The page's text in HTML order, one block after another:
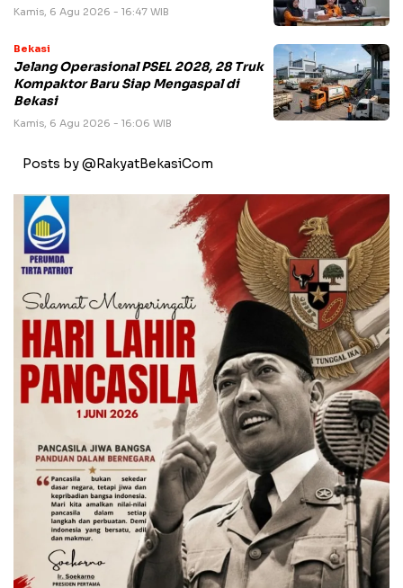
Kamis, 6 Agu 2026 - 16:47 WIB
Bekasi
Jelang Operasional PSEL 2028, 28 Truk
Kompaktor Baru Siap Mengaspal di
Bekasi
Kamis, 6 Agu 2026 - 16:06 WIB
Posts by @RakyatBekasiCom